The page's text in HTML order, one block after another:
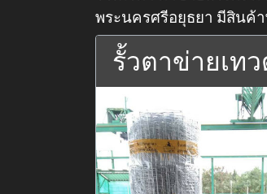
พระนครศรีอยุธยา มีสินค้
รั้วตาข่ายเท